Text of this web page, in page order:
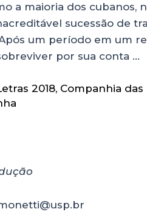
a maioria dos cubanos,
sucessão de
um período em um
por sua conta …
2018, Companhia das